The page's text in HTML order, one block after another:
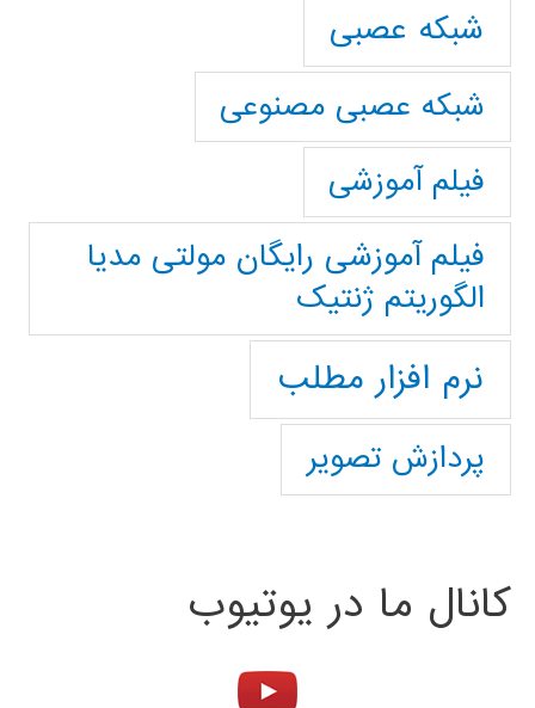
شبکه عصبی
شبکه عصبی مصنوعی
فیلم آموزشی
فیلم آموزشی رایگان مولتی مدیا
الگوریتم ژنتیک
نرم افزار مطلب
پردازش تصویر
کانال ما در یوتیوب